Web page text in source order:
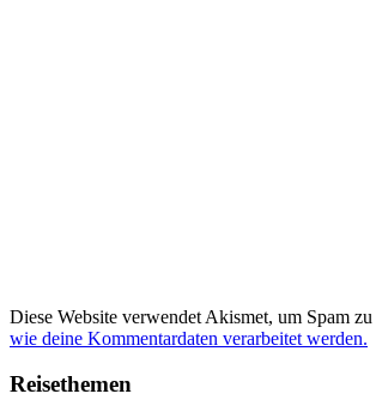
Diese Website verwendet Akismet, um Spam zu
wie deine Kommentardaten verarbeitet werden.
Reisethemen